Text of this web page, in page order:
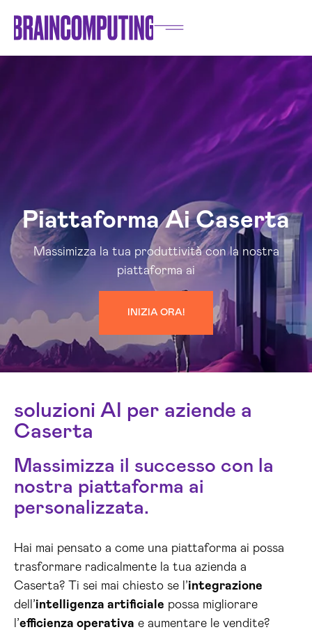
Piattaforma Ai Caserta
Massimizza la tua produttività con la nostra
piattaforma ai
INIZIA ORA!
soluzioni AI per aziende a
Caserta
Massimizza il successo con la
nostra piattaforma ai
personalizzata.
Hai mai pensato a come una piattaforma ai possa
trasformare radicalmente la tua azienda a
Caserta? Ti sei mai chiesto se l’integrazione
dell’intelligenza artificiale possa migliorare
l’efficienza operativa e aumentare le vendite?